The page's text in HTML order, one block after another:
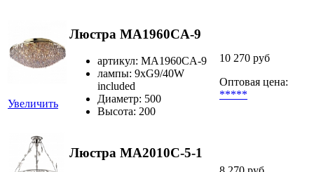
Увеличить
Люстра MA1960CA-9
артикул: MA1960CA-9
лампы: 9xG9/40W
included
Диаметр: 500
Высота: 200
10 270 руб
Оптовая цена:
*****
Люстра MA2010C-5-1